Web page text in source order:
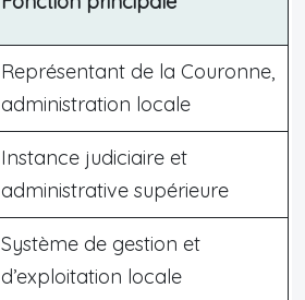
Représentant de la Couronne,
administration locale
Instance judiciaire et
administrative supérieure
Système de gestion et
d’exploitation locale